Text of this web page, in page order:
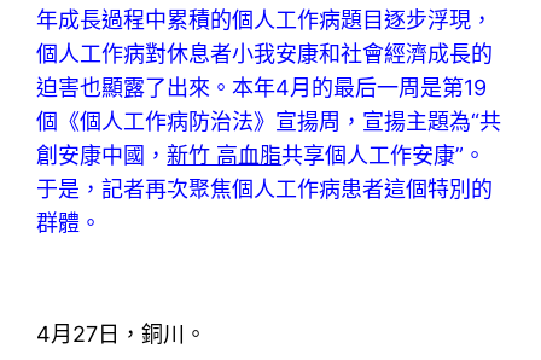
年成長過程中累積的個人工作病題目逐步浮現，
個人工作病對休息者小我安康和社會經濟成長的
迫害也顯露了出來。本年4月的最后一周是第19
個《個人工作病防治法》宣揚周，宣揚主題為“共
創安康中國，新竹 高血脂共享個人工作安康”。
于是，記者再次聚焦個人工作病患者這個特別的
群體。
4月27日，銅川。